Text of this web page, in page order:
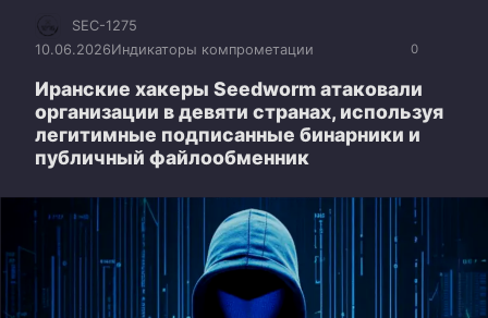
0
SEC-1275
10.06.2026Индикаторы компрометации
Иранские хакеры Seedworm атаковали
организации в девяти странах, используя
легитимные подписанные бинарники и
публичный файлообменник